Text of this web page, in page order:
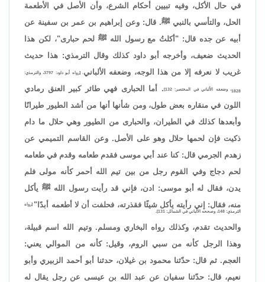
في حال الأكل، وفيه تبيين أحكام الشرع، وأن الأصل في الأطعمة
الحل، والتأسي بالنبي ﷺ. قال: وعن إبراهيم بن عمر بن سفينة عن
أبيه عن جده قال: "أكلتُ مع رسول الله ﷺ لحم حبارى"، لكن هذا
الحديث ضعيف، وأخرجه أبو داود كذلك وقال الترمذي: هذا حديث
غريب لا نعرفه إلا من هذا الوجه، وضعفه الألباني
. [رواه أبو داود: 3797، والترمذي:
1828، وضعفه الألباني في المختصر: 132]
. أما الحبارى فهي طائر كبير العنق رمادي
اللون في منقاره بعض طول، ومن شأنها أنها من أشد الطيور طيرانًا
وأبعدها كذلك في الطيران، والحبارى من الطيور وهي حلال ما دام
ذكيت فإن لحمها حلال وهو على الأصل. وعن القاسم التميمي عن
زهدم الجرمي قال: كنا عند أبي موسى فقدم طعامه وقدم في طعامه
لحم دجاج وفي القوم رجل من بين تيم الله أحمر كأنه مولى فلم
يدن، فقال له أبو موسى: ادن، فإني قد رأيت رسول الله ﷺ يأكل
منه، فقال: إني رأيته يأكل شيئًا فقذرته، فحلفت أن لا أطعمه أبدًا" [رواه
الترمذي: 148، وصححه الألباني في الشمائل: 131].
والحديث تقدم، وكذلك رواه البخاري ومسلم. وتيم الله اسم قبيلة،
وهذا الرجل كأنه من سبي الروم، وقيل: كأنه من الموالي يعني:
العجم. ثم قال: حدّثنا محمود بن غيلان، حدثنا أبو أحمد الزبيري وأبو
نعيم، قال: حدّثنا سفيان عن عبد الله بن عيسى عن رجل يقال له